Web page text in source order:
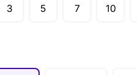
AUD ($)
3 5 7 10